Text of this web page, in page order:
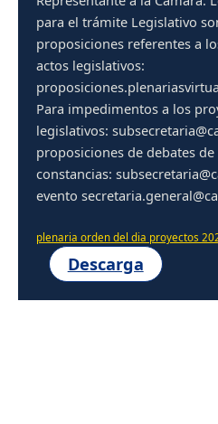
para el trámite Legislativo
proposiciones referentes a
actos legislativos:
Para impedimentos a los
legislativos:
proposiciones de debates
constancias:
evento
plenaria orden del dia proyectos
Descarga